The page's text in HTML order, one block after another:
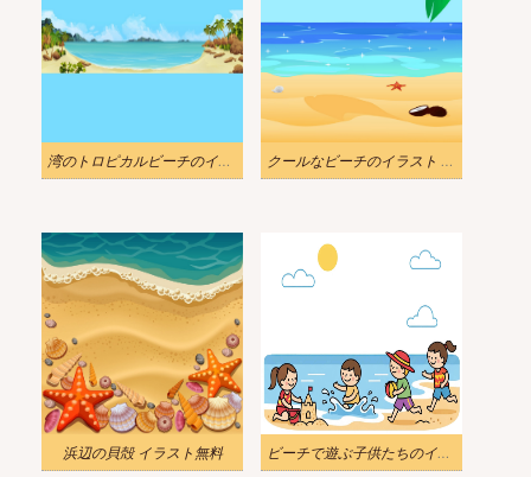
湾のトロピカルビーチのイラスト クールなビーチのイラスト PNG
浜辺の貝殻 イラスト無料 ビーチで遊ぶ子供たちのイラストダウンロード